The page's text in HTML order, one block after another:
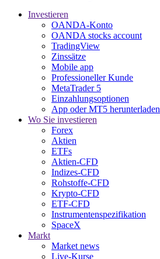
Investieren
OANDA-Konto
OANDA stocks account
TradingView
Zinssätze
Mobile app
Professioneller Kunde
MetaTrader 5
Einzahlungsoptionen
App oder MT5 herunterladen
Wo Sie investieren
Forex
Aktien
ETFs
Aktien-CFD
Indizes-CFD
Rohstoffe-CFD
Krypto-CFD
ETF-CFD
Instrumentenspezifikation
SpaceX
Markt
Market news
Live-Kurse